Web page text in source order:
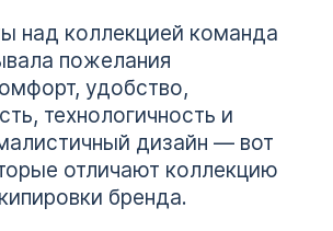
над коллекцией команда
пожелания
удобство,
технологичность и
дизайн — вот
отличают коллекцию
бренда.